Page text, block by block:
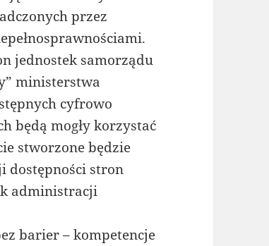
przez
jednostek samorządu
ministerstwa
cyfrowo
będą mogły korzystać
stworzone będzie
dostępności stron
administracji
barier – kompetencje